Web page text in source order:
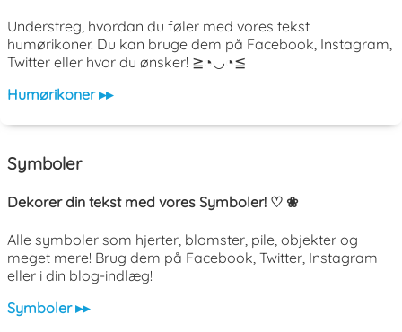
Understreg, hvordan du føler med vores tekst
humørikoner. Du kan bruge dem på Facebook, Instagram,
Twitter eller hvor du ønsker! ≧◔◡◔≦
Humørikoner ▸▸
Symboler
Dekorer din tekst med vores Symboler! ♡ ❀
Alle symboler som hjerter, blomster, pile, objekter og
meget mere! Brug dem på Facebook, Twitter, Instagram
eller i din blog-indlæg!
Symboler ▸▸